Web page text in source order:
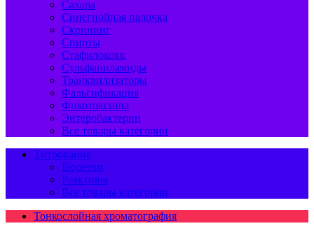
Сахара
Синегнойная палочка
Скрининг
Спирты
Стафилококк
Сульфаниламиды
Транквилизаторы
Фальсификация
Фикотоксины
Энтеробактерии
Все товары категории
Титрование
Бюретки
Реактивы
Все товары категории
Тонкослойная хроматография